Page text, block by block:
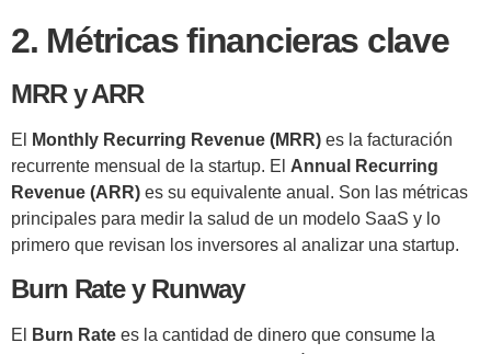
2. Métricas financieras clave
MRR y ARR
El Monthly Recurring Revenue (MRR) es la facturación
recurrente mensual de la startup. El Annual Recurring
Revenue (ARR) es su equivalente anual. Son las métricas
principales para medir la salud de un modelo SaaS y lo
primero que revisan los inversores al analizar una startup.
Burn Rate y Runway
El Burn Rate es la cantidad de dinero que consume la